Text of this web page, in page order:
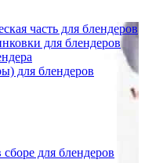
часть для блендеров
для блендеров
для блендеров
для блендеров